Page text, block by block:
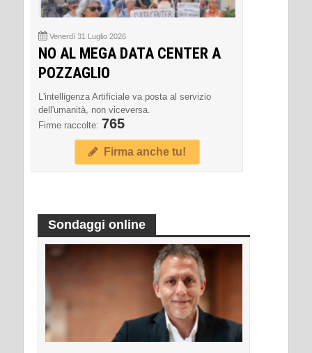
Venerdì 31 Luglio 2026
NO AL MEGA DATA CENTER A
POZZAGLIO
L'intelligenza Artificiale va posta al servizio
dell'umanità, non viceversa.
Firme raccolte: 765
Firma anche tu!
Sondaggi online